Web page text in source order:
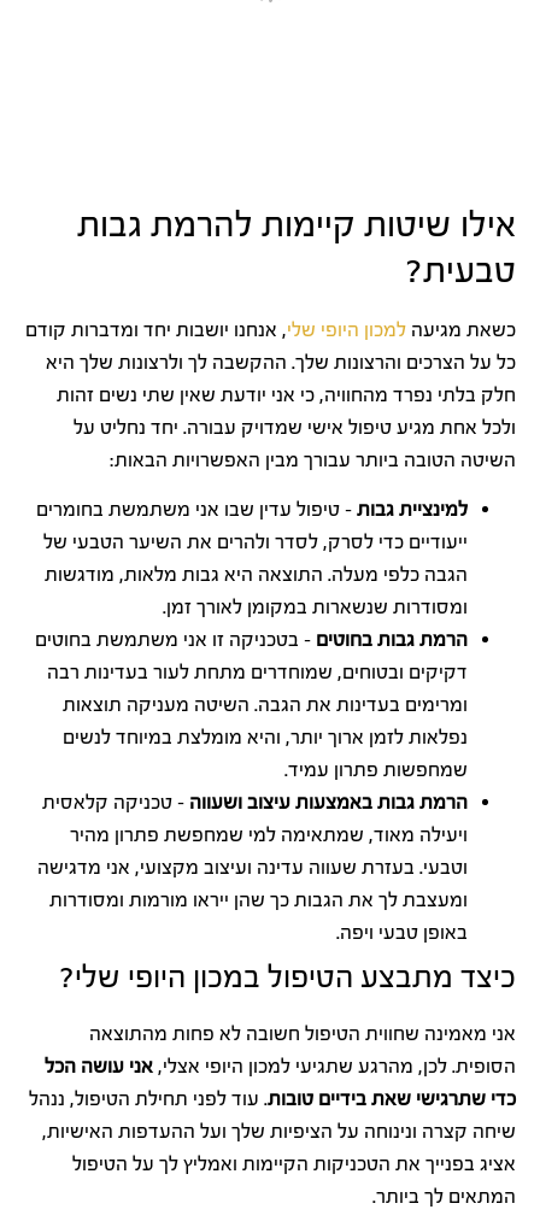
אילו שיטות קיימות להרמת גבות
טבעית?
כשאת מגיעה למכון היופי שלי, אנחנו יושבות יחד ומדברות קודם
כל על הצרכים והרצונות שלך. ההקשבה לך ולרצונות שלך היא
חלק בלתי נפרד מהחוויה, כי אני יודעת שאין שתי נשים זהות
ולכל אחת מגיע טיפול אישי שמדויק עבורה. יחד נחליט על
השיטה הטובה ביותר עבורך מבין האפשרויות הבאות:
למינציית גבות – טיפול עדין שבו אני משתמשת בחומרים
ייעודיים כדי לסרק, לסדר ולהרים את השיער הטבעי של
הגבה כלפי מעלה. התוצאה היא גבות מלאות, מודגשות
ומסודרות שנשארות במקומן לאורך זמן.
הרמת גבות בחוטים – בטכניקה זו אני משתמשת בחוטים
דקיקים ובטוחים, שמוחדרים מתחת לעור בעדינות רבה
ומרימים בעדינות את הגבה. השיטה מעניקה תוצאות
נפלאות לזמן ארוך יותר, והיא מומלצת במיוחד לנשים
שמחפשות פתרון עמיד.
הרמת גבות באמצעות עיצוב ושעווה – טכניקה קלאסית
ויעילה מאוד, שמתאימה למי שמחפשת פתרון מהיר
וטבעי. בעזרת שעווה עדינה ועיצוב מקצועי, אני מדגישה
ומעצבת לך את הגבות כך שהן ייראו מורמות ומסודרות
באופן טבעי ויפה.
כיצד מתבצע הטיפול במכון היופי שלי?
אני מאמינה שחווית הטיפול חשובה לא פחות מהתוצאה
הסופית. לכן, מהרגע שתגיעי למכון היופי אצלי, אני עושה הכל
כדי שתרגישי שאת בידיים טובות. עוד לפני תחילת הטיפול, ננהל
שיחה קצרה ונינוחה על הציפיות שלך ועל ההעדפות האישיות,
אציג בפנייך את הטכניקות הקיימות ואמליץ לך על הטיפול
המתאים לך ביותר.